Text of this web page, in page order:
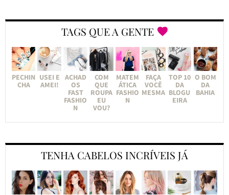
TAGS QUE A GENTE
PECHIN
CHA
USEI E
AMEI!
ACHAD
OS
FAST
FASHIO
N
COM
QUE
ROUPA
EU
VOU?
MATEM
ÁTICA
FASHIO
N
FAÇA
VOCÊ
MESMA
TOP 10
DA
BLOGU
EIRA
O BOM
DA
BAHIA
TENHA CABELOS INCRÍVEIS JÁ